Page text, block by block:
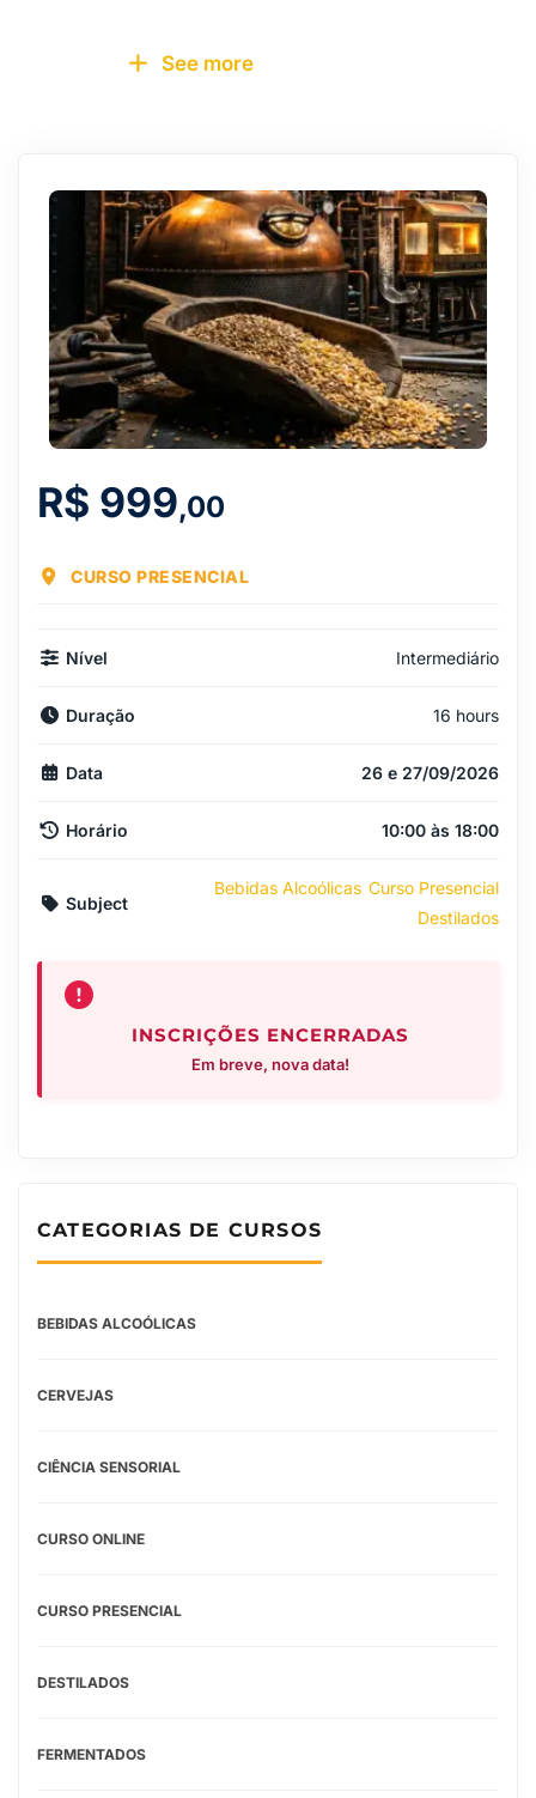
See more
R$ 999,00
CURSO PRESENCIAL
Nível Intermediário
Duração 16 hours
Data 26 e 27/09/2026
Horário 10:00 às 18:00
Subject
Bebidas Alcoólicas Curso Presencial
Destilados
INSCRIÇÕES ENCERRADAS
Em breve, nova data!
CATEGORIAS DE CURSOS
BEBIDAS ALCOÓLICAS
CERVEJAS
CIÊNCIA SENSORIAL
CURSO ONLINE
CURSO PRESENCIAL
DESTILADOS
FERMENTADOS